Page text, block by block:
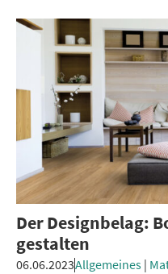
Der Designbelag:
gestalten
06.06.2023Allgemeines |